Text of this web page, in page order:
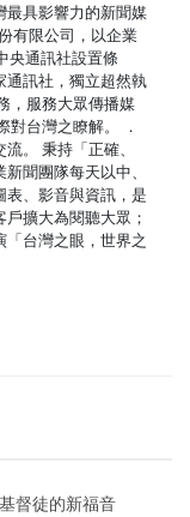
最具影響力的新聞媒
有限公司，以企業
央通訊社設置條
通訊社，獨立超然執
，服務大眾傳播媒
台灣之瞭解。 ．
。 秉持「正確、
聞團隊每天以中、
、影音與資訊，是
擴大為閱聽大眾；
台灣之眼，世界之
督徒的新福音